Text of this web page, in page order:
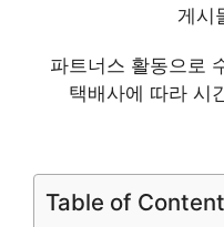
네이
지금 바로 가져가
게시
파트너스 활동으로
택배사에 따라 시
Table of